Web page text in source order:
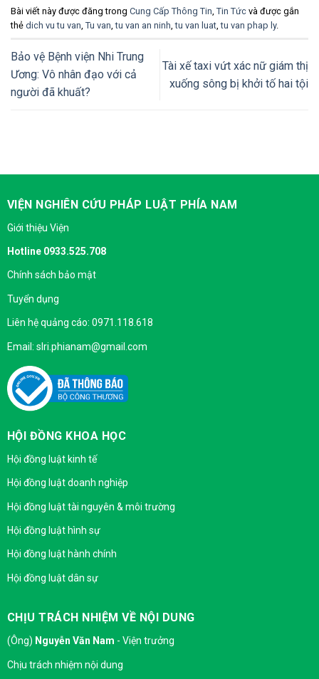
Bài viết này được đăng trong Cung Cấp Thông Tin Tin Tức và được gắn
thẻ dich vu tu van Tu van ,tu van an ninh ,tu van luat ,tu van phap ly.
Bảo vệ Bệnh viện Nhi Trung
Ương: Vô nhân đạo với cả
người đã khuất?
Tài xế taxi vứt xác nữ giám thị
xuống sông bị khởi tố hai tội
VIỆN NGHIÊN CỨU PHÁP LUẬT PHÍA NAM
Giới thiệu Viện
Hotline 0933.525.708
Chính sách bảo mật
Tuyển dụng
Liên hệ quảng cáo: 0971.118.618
Email: slri.phianam@gmail.com
HỘI ĐỒNG KHOA HỌC
Hội đồng luật kinh tế
Hội đồng luật doanh nghiệp
Hội đồng luật tài nguyên & môi trường
Hội đồng luật hình sự
Hội đồng luật hành chính
Hội đồng luật dân sự
CHỊU TRÁCH NHIỆM VỀ NỘI DUNG
(Ông) Nguyễn Văn Nam - Viện trưởng
Chịu trách nhiệm nội dung